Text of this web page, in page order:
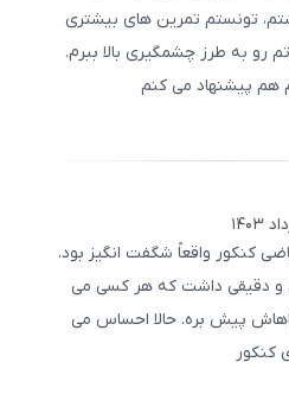
تونستم تمرین ‌های بیشتری
رو به طرز چشمگیری بالا ببرم.
هم پیشنهاد می ‌کنم
کنکور واقعاً شگفت ‌انگیز بود.
و دقیقی داشت که هر کسی می
پیش بره. حالا احساس می‌
کنکور